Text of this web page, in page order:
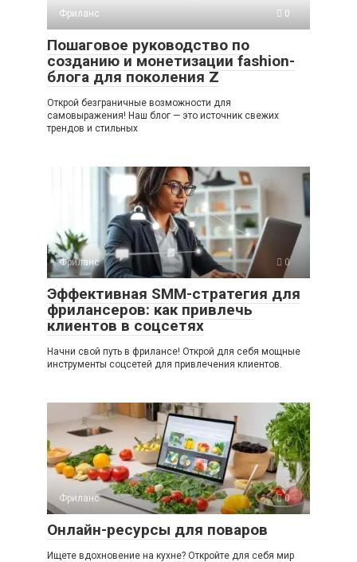
Фриланс
0
Пошаговое руководство по
созданию и монетизации fashion-
блога для поколения Z
Открой безграничные возможности для
самовыражения! Наш блог — это источник свежих
трендов и стильных
Фриланс 0
Эффективная SMM-стратегия для
фрилансеров: как привлечь
клиентов в соцсетях
Начни свой путь в фрилансе! Открой для себя мощные
инструменты соцсетей для привлечения клиентов.
Фриланс 0
Онлайн-ресурсы для поваров
Ищете вдохновение на кухне? Откройте для себя мир